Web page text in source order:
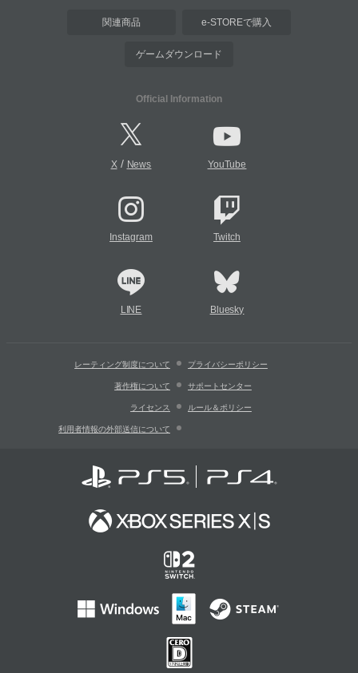
関連商品 e-STOREで購入
ゲームダウンロード
Official Information
X/ News YouTube
Instagram Twitch
LINE Bluesky
レーティング制度について プライバシーポリシー
著作権について サポートセンター
ライセンス ルール＆ポリシー
利用者情報の外部送信について